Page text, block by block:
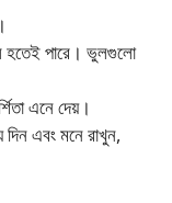
হতেই পারে। ভুলগুলো
এনে দেয়।
এবং মনে রাখুন,